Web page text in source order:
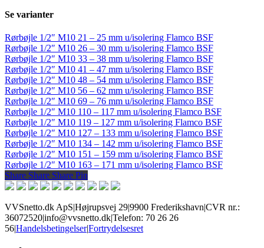
Se varianter
Rørbøjle 1/2″ M10 21 – 25 mm u/isolering Flamco BSF
Rørbøjle 1/2″ M10 26 – 30 mm u/isolering Flamco BSF
Rørbøjle 1/2″ M10 33 – 38 mm u/isolering Flamco BSF
Rørbøjle 1/2″ M10 41 – 47 mm u/isolering Flamco BSF
Rørbøjle 1/2″ M10 48 – 54 mm u/isolering Flamco BSF
Rørbøjle 1/2″ M10 56 – 62 mm u/isolering Flamco BSF
Rørbøjle 1/2″ M10 69 – 76 mm u/isolering Flamco BSF
Rørbøjle 1/2″ M10 110 – 117 mm u/isolering Flamco BSF
Rørbøjle 1/2″ M10 119 – 127 mm u/isolering Flamco BSF
Rørbøjle 1/2″ M10 127 – 133 mm u/isolering Flamco BSF
Rørbøjle 1/2″ M10 134 – 142 mm u/isolering Flamco BSF
Rørbøjle 1/2″ M10 151 – 159 mm u/isolering Flamco BSF
Rørbøjle 1/2″ M10 163 – 171 mm u/isolering Flamco BSF
Share
Share Share Share Pin
VVSnetto.dk ApS|Højrupsvej 29|9900 Frederikshavn|CVR nr.:
36072520|info@vvsnetto.dk|Telefon: 70 26 26
56|Handelsbetingelser|Fortrydelsesret